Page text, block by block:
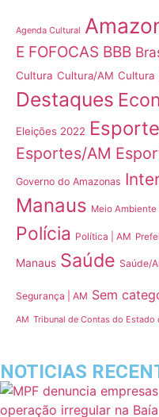
Agenda Cultural
E FOFOCAS BBB
Cultura Cultura/AM Cultura
Destaques
Eleições 2022 Esporte
Esportes/AM
Governo do Amazonas
Manaus Meio Ambiente
Polícia Política | AM
Manaus Saúde Saúde/
Segurança | AM Sem
AM Tribunal de Contas do Estado
NOTICIAS